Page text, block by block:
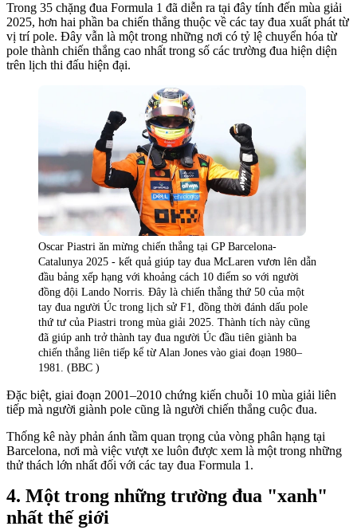
Trong 35 chặng đua Formula 1 đã diễn ra tại đây tính đến mùa giải
2025, hơn hai phần ba chiến thắng thuộc về các tay đua xuất phát từ
vị trí pole. Đây vẫn là một trong những nơi có tỷ lệ chuyển hóa từ
pole thành chiến thắng cao nhất trong số các trường đua hiện diện
trên lịch thi đấu hiện đại.
Oscar Piastri ăn mừng chiến thắng tại GP Barcelona-
Catalunya 2025 - kết quả giúp tay đua McLaren vươn lên dẫn
đầu bảng xếp hạng với khoảng cách 10 điểm so với người
đồng đội Lando Norris. Đây là chiến thắng thứ 50 của một
tay đua người Úc trong lịch sử F1, đồng thời đánh dấu pole
thứ tư của Piastri trong mùa giải 2025. Thành tích này cũng
đã giúp anh trở thành tay đua người Úc đầu tiên giành ba
chiến thắng liên tiếp kể từ Alan Jones vào giai đoạn 1980–
1981. (BBC )
Đặc biệt, giai đoạn 2001–2010 chứng kiến chuỗi 10 mùa giải liên
tiếp mà người giành pole cũng là người chiến thắng cuộc đua.
Thống kê này phản ánh tầm quan trọng của vòng phân hạng tại
Barcelona, nơi mà việc vượt xe luôn được xem là một trong những
thử thách lớn nhất đối với các tay đua Formula 1.
Một trong những trường đua "xanh"
nhất thế giới